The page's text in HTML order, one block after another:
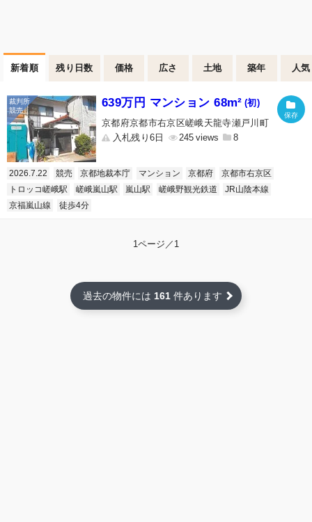
新着順 残り日数 価格 広さ 土地 築年 人気
639万円 マンション 68m² (初)
京都府京都市右京区嵯峨天龍寺瀬戸川町
入札残り6日
245 8
2026.7.22 競売 京都地裁本庁 マンション 京都府
京都市右京区
トロッコ嵯峨駅
嵯峨嵐山駅 嵐山駅 嵯峨野観光鉄道
JR山陰本線
京福嵐山線
徒歩4分
1ページ／1
過去の物件には 161 件あります